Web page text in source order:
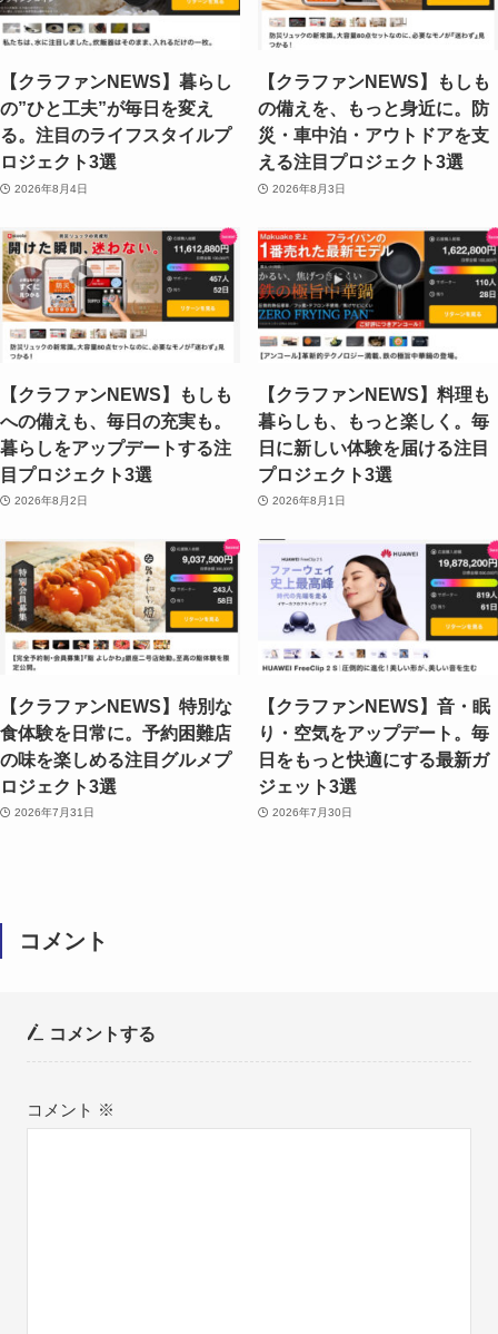
【クラファンNEWS】暮らし
の”ひと工夫”が毎日を変え
る。注目のライフスタイルプ
ロジェクト3選
2026年8月4日
【クラファンNEWS】もしも
の備えを、もっと身近に。防
災・車中泊・アウトドアを支
える注目プロジェクト3選
2026年8月3日
【クラファンNEWS】もしも
への備えも、毎日の充実も。
暮らしをアップデートする注
目プロジェクト3選
2026年8月2日
【クラファンNEWS】料理も
暮らしも、もっと楽しく。毎
日に新しい体験を届ける注目
プロジェクト3選
2026年8月1日
【クラファンNEWS】特別な
食体験を日常に。予約困難店
の味を楽しめる注目グルメプ
ロジェクト3選
2026年7月31日
【クラファンNEWS】音・眠
り・空気をアップデート。毎
日をもっと快適にする最新ガ
ジェット3選
2026年7月30日
コメント
コメントする
コメント ※